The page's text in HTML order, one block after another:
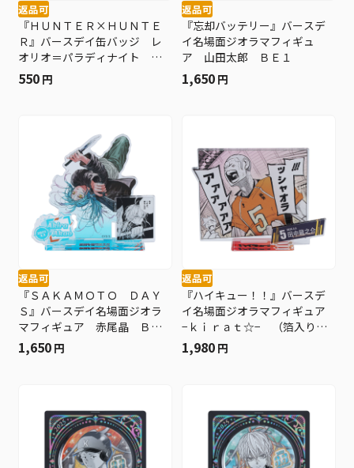
返品可
『ＨＵＮＴＥＲ×ＨＵＮＴＥ
Ｒ』バースデイ缶バッジ レ
オリオ＝パラディナイト Ｂ
Ｅ１
550 円
返品可
『忘却バッテリー』バースデ
イ名場面ジオラマフィギュ
ア 山田太郎 ＢＥ１
1,650 円
返品可
『ＳＡＫＡＭＯＴＯ ＤＡＹ
Ｓ』バースデイ名場面ジオラ
マフィギュア 赤尾晶 ＢＥ
１
1,650 円
返品可
『ハイキュー！！』バースデ
イ名場面ジオラマフィギュア
−ｋｉｒａｔ☆− （箔入りア
クリル） 田中龍之介 ＢＥ
１
1,980 円